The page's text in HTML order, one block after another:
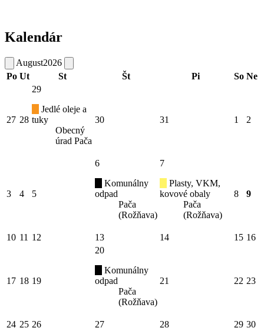
Kalendár
August2026
Po Ut St Št Pi So Ne
27 28
29
Jedlé oleje a
tuky
Obecný
úrad Pača
30 31 1 2
3 4 5
6
Komunálny
odpad
Pača
(Rožňava)
7
Plasty, VKM,
kovové obaly
Pača
(Rožňava)
8 9
10 11 12 13 14 15 16
17 18 19
20
Komunálny
odpad
Pača
(Rožňava)
21 22 23
24 25 26 27 28 29 30